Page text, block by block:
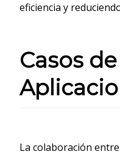
eficiencia y
Casos
La colaboración